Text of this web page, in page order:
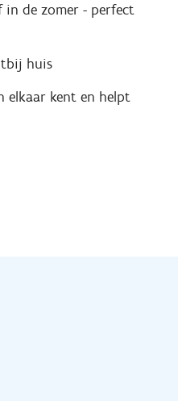
in de zomer - perfect
huis
elkaar kent en helpt